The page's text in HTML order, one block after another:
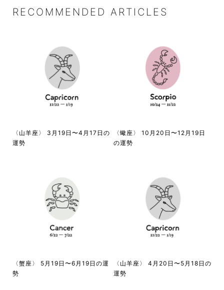
RECOMMENDED ARTICLES
〈山羊座〉 3月19日〜4月17日の
運勢
〈蠍座〉 10月20日〜12月19日
の運勢
〈蟹座〉 5月19日〜6月19日の運
勢
〈山羊座〉 4月20日〜5月18日の
運勢